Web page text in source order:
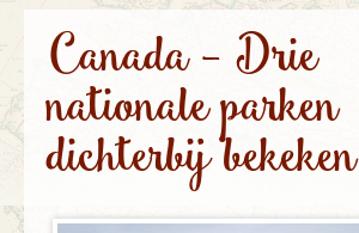
Canada - Drie
nationale parken
dichterbij bekeken